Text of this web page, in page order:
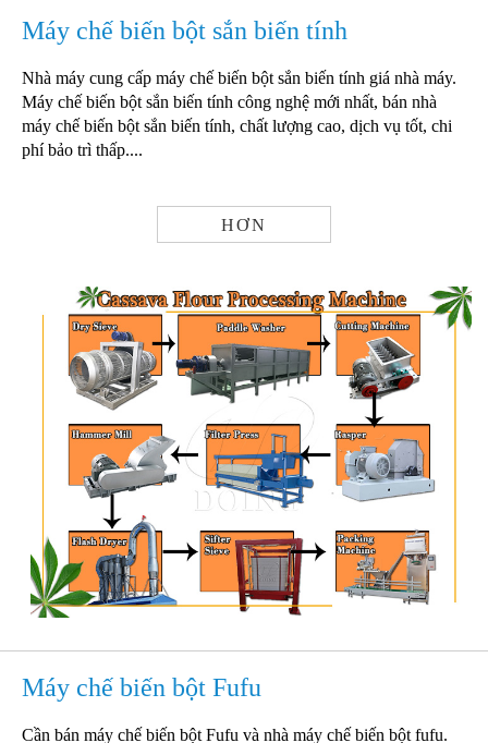
Máy chế biến bột sắn biến tính
Nhà máy cung cấp máy chế biến bột sắn biến tính giá nhà máy.
Máy chế biến bột sắn biến tính công nghệ mới nhất, bán nhà
máy chế biến bột sắn biến tính, chất lượng cao, dịch vụ tốt, chi
phí bảo trì thấp....
HƠN
Máy chế biến bột Fufu
Cần bán máy chế biến bột Fufu và nhà máy chế biến bột fufu.